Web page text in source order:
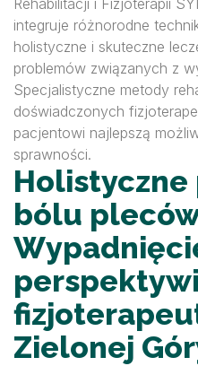
Rehabilitacji i Fizjoterapii
integruje różnorodne
holistyczne i skuteczne
problemów związanych z
Specjalistyczne metody
doświadczonych
pacjentowi najlepszą
sprawności.
Holistyczne
bólu
Zielonej